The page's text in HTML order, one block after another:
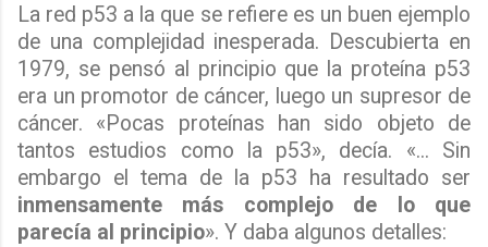
La red p53 a la que se refiere es un buen ejemplo
de una complejidad inesperada. Descubierta en
1979, se pensó al principio que la proteína p53
era un promotor de cáncer, luego un supresor de
cáncer. «Pocas proteínas han sido objeto de
tantos estudios como la p53», decía. «... Sin
embargo el tema de la p53 ha resultado ser
inmensamente más complejo de lo que
parecía al principio». Y daba algunos detalles: